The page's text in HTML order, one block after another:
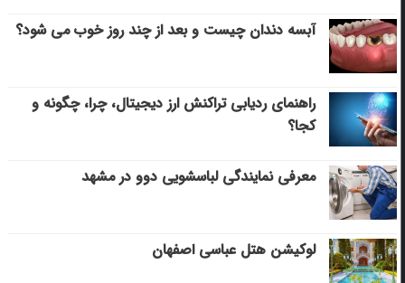
آبسه دندان چیست و بعد از چند روز خوب می‌ شود؟
راهنمای ردیابی تراکنش ارز دیجیتال، چرا، چگونه و
کجا؟
معرفی نمایندگی لباسشویی دوو در مشهد
لوکیشن هتل عباسی اصفهان